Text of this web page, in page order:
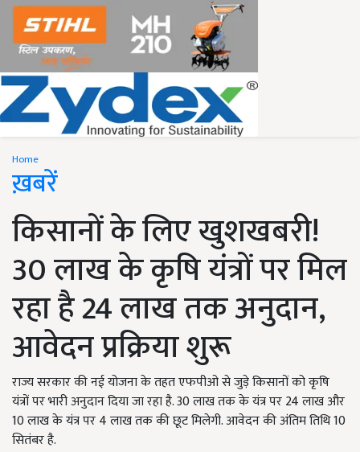
Home
ख़बरें
किसानों के लिए खुशखबरी!
30 लाख के कृषि यंत्रों पर मिल
रहा है 24 लाख तक अनुदान,
आवेदन प्रक्रिया शुरू
राज्य सरकार की नई योजना के तहत एफपीओ से जुड़े किसानों को कृषि
यंत्रों पर भारी अनुदान दिया जा रहा है. 30 लाख तक के यंत्र पर 24 लाख और
10 लाख के यंत्र पर 4 लाख तक की छूट मिलेगी. आवेदन की अंतिम तिथि 10
सितंबर है.